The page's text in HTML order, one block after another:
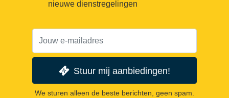
nieuwe dienstregelingen
Stuur mij aanbiedingen!
We sturen alleen de beste berichten, geen spam.